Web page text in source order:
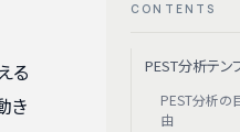
る
き
CONTENTS
PEST分析テン
PEST分析の
由